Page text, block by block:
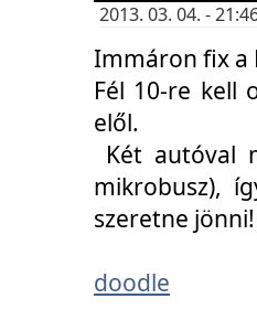
2013. 03. 04. -
Immáron fix a
Fél 10-re kell
elől.
Két autóval
mikrobusz),
szeretne jönni!
doodle